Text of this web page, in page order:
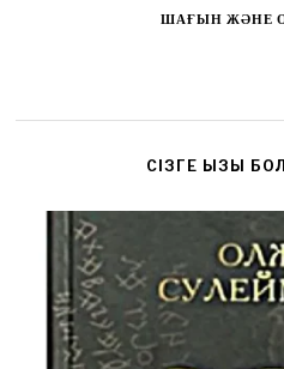
ШАҒЫН ЖӘНЕ
CІЗГЕ ҚЫЗЫҚ